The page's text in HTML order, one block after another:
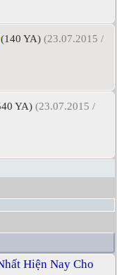
(140 YA) (23.07.2015 /
YA) (23.07.2015 /
Hiện Nay Cho